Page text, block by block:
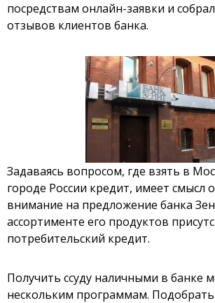
посредствам онлайн-заявки и
отзывов клиентов банка.
Задаваясь вопросом, где взять в
городе России кредит, имеет смысл
внимание на предложение банка
ассортименте его продуктов
потребительский кредит.
Получить ссуду наличными в банке
нескольким программам.